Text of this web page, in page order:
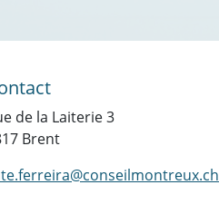
de la Laiterie 3
Brent